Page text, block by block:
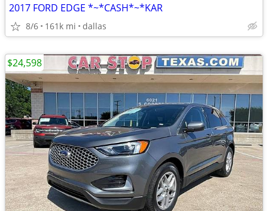
2017 FORD EDGE *~*CASH*~*KAR
8/6 161k mi dallas
$24,598